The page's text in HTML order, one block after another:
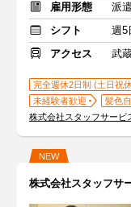
雇用形態
派
シフト
週5
アクセス
武
完全週休2日制 (土日祝
未経験者歓迎
髪色
株式会社スタッフサービ
NEW
株式会社スタッフサ